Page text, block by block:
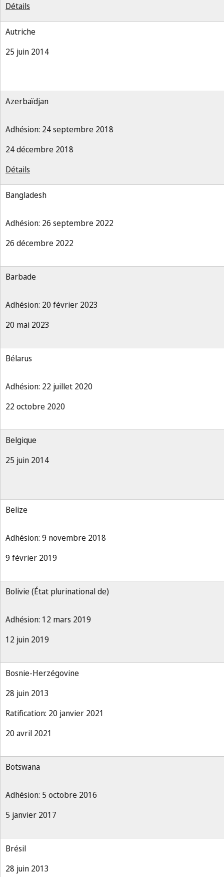
Détails
Autriche
25 juin 2014
Azerbaïdjan
Adhésion: 24 septembre 2018
24 décembre 2018
Détails
Bangladesh
Adhésion: 26 septembre 2022
26 décembre 2022
Barbade
Adhésion: 20 février 2023
20 mai 2023
Bélarus
Adhésion: 22 juillet 2020
22 octobre 2020
Belgique
25 juin 2014
Belize
Adhésion: 9 novembre 2018
9 février 2019
Bolivie (État plurinational de)
Adhésion: 12 mars 2019
12 juin 2019
Bosnie-Herzégovine
28 juin 2013
Ratification: 20 janvier 2021
20 avril 2021
Botswana
Adhésion: 5 octobre 2016
5 janvier 2017
Brésil
28 juin 2013